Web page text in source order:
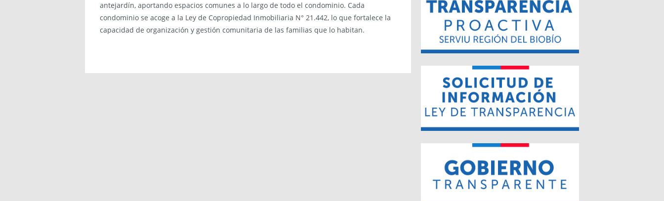
antejardín, aportando espacios comunes a lo largo de todo el condominio. Cada
condominio se acoge a la Ley de Copropiedad Inmobiliaria N° 21.442, lo que fortalece la
capacidad de organización y gestión comunitaria de las familias que lo habitan.